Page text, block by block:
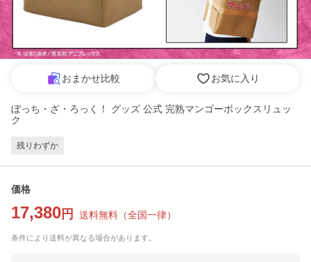
おまかせ比較 お気に入り
ぼっち・ざ・ろっく！ グッズ 公式 完熟マンゴーボックスリュッ
ク
残りわずか
価格
17,380 円 送料無料 （全国一律）
条件により送料が異なる場合があります。